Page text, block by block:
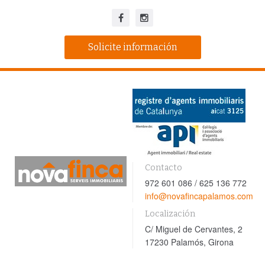
Solicite información
Contacto
972 601 086 / 625 136 772
info@novafincapalamos.com
Localización
C/ Miguel de Cervantes, 2
17230 Palamós, Girona